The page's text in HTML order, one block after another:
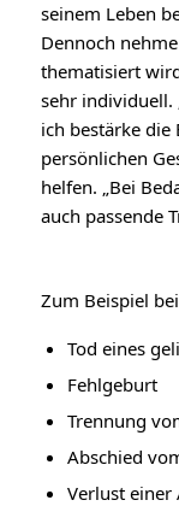
seinem Leben
Dennoch
thematisiert
sehr individuell.
ich bestärke
persönlichen
helfen. „Bei
auch passende
Zum Beispiel
Tod eines
Fehlgeburt
Trennung
Abschied
Verlust einer